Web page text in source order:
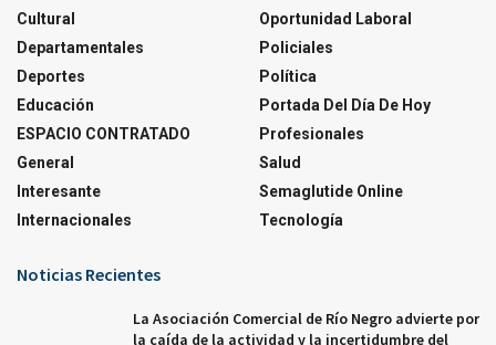
Cultural
Departamentales
Deportes
Educación
ESPACIO CONTRATADO
General
Interesante
Internacionales
Oportunidad Laboral
Policiales
Política
Portada Del Día De Hoy
Profesionales
Salud
Semaglutide Online
Tecnología
Noticias Recientes
La Asociación Comercial de Río Negro advierte por
la caída de la actividad y la incertidumbre del